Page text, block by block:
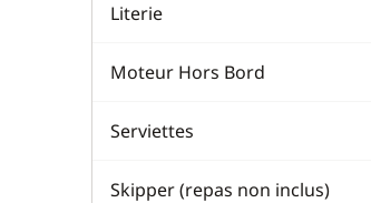
Literie
Moteur Hors Bord
Serviettes
Skipper (repas non inclus)